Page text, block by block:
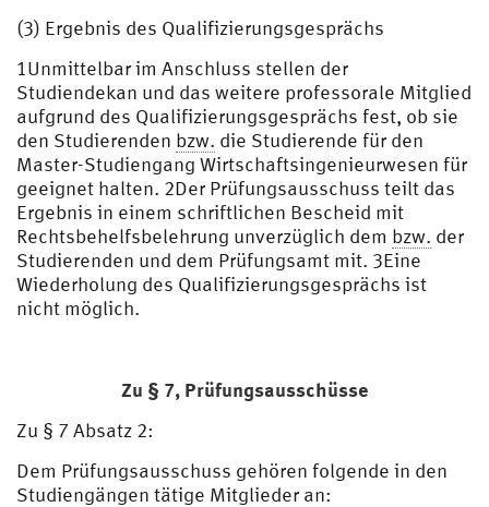
(3) Ergebnis des Qualifizierungsgesprächs
1Unmittelbar im Anschluss stellen der
Studiendekan und das weitere professorale Mitglied
aufgrund des Qualifizierungsgesprächs fest, ob sie
den Studierenden bzw. die Studierende für den
Master-Studiengang Wirtschaftsingenieurwesen für
geeignet halten. 2Der Prüfungsausschuss teilt das
Ergebnis in einem schriftlichen Bescheid mit
Rechtsbehelfsbelehrung unverzüglich dem bzw. der
Studierenden und dem Prüfungsamt mit. 3Eine
Wiederholung des Qualifizierungsgesprächs ist
nicht möglich.
Zu § 7, Prüfungsausschüsse
Zu § 7 Absatz 2:
Dem Prüfungsausschuss gehören folgende in den
Studiengängen tätige Mitglieder an: